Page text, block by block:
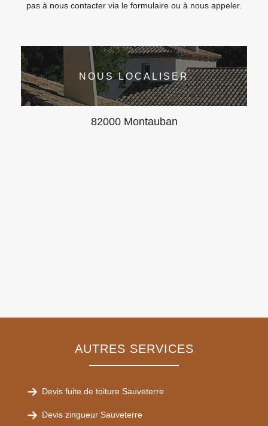
pas à nous contacter via le formulaire ou à nous appeler.
NOUS LOCALISER
82000 Montauban
AUTRES SERVICES
Devis fuite de toiture Sauveterre
Devis zingueur Sauveterre